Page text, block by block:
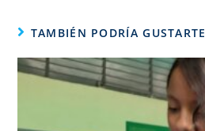
TAMBIÉN PODRÍA GUSTARTE